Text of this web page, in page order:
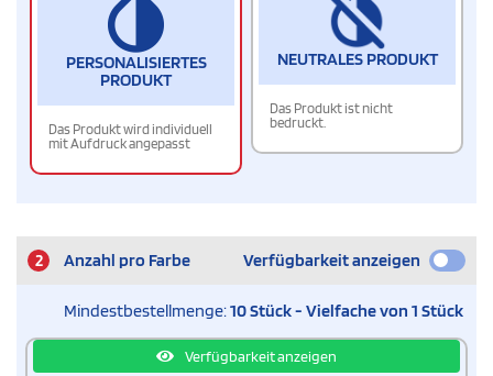
PERSONALISIERTES
PRODUKT
Das Produkt wird individuell
mit Aufdruck angepasst
NEUTRALES PRODUKT
Das Produkt ist nicht
bedruckt.
2 Anzahl pro Farbe Verfügbarkeit anzeigen
Mindestbestellmenge:10 Stück - Vielfache von 1 Stück
Verfügbarkeit anzeigen